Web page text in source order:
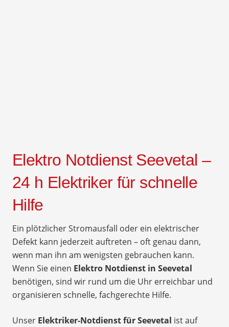
Elektro Notdienst Seevetal –
24 h Elektriker für schnelle
Hilfe
Ein plötzlicher Stromausfall oder ein elektrischer
Defekt kann jederzeit auftreten – oft genau dann,
wenn man ihn am wenigsten gebrauchen kann.
Wenn Sie einen Elektro Notdienst in Seevetal
benötigen, sind wir rund um die Uhr erreichbar und
organisieren schnelle, fachgerechte Hilfe.
Unser Elektriker-Notdienst für Seevetal ist auf